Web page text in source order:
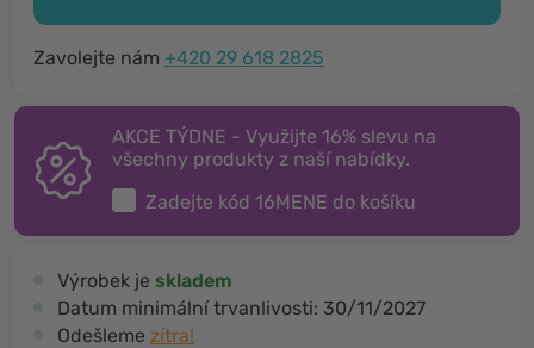
Zavolejte nám +420 29 618 2825
AKCE TÝDNE - Využijte 16% slevu na
všechny produkty z naší nabídky.
Zadejte kód 16MENE do košíku
Výrobek je skladem
Datum minimální trvanlivosti: 30/11/2027
Odešleme zítra!